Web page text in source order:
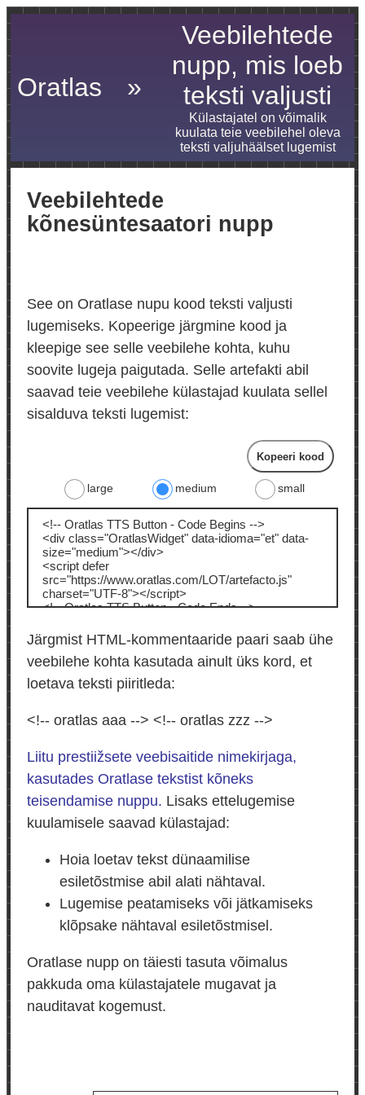
Oratlas »
Veebilehtede
nupp, mis loeb
teksti valjusti
Külastajatel on võimalik
kuulata teie veebilehel oleva
teksti valjuhäälset lugemist
Veebilehtede
kõnesüntesaatori nupp
See on Oratlase nupu kood teksti valjusti
lugemiseks. Kopeerige järgmine kood ja
kleepige see selle veebilehe kohta, kuhu
soovite lugeja paigutada. Selle artefakti abil
saavad teie veebilehe külastajad kuulata sellel
sisalduva teksti lugemist:
Kopeeri kood
large medium small
Järgmist HTML-kommentaaride paari saab ühe
veebilehe kohta kasutada ainult üks kord, et
loetava teksti piiritleda:
<!-- oratlas aaa --> <!-- oratlas zzz -->
Liitu prestiižsete veebisaitide nimekirjaga,
kasutades Oratlase tekstist kõneks
teisendamise nuppu. Lisaks ettelugemise
kuulamisele saavad külastajad:
Hoia loetav tekst dünaamilise
esiletõstmise abil alati nähtaval.
Lugemise peatamiseks või jätkamiseks
klõpsake nähtaval esiletõstmisel.
Oratlase nupp on täiesti tasuta võimalus
pakkuda oma külastajatele mugavat ja
nauditavat kogemust.